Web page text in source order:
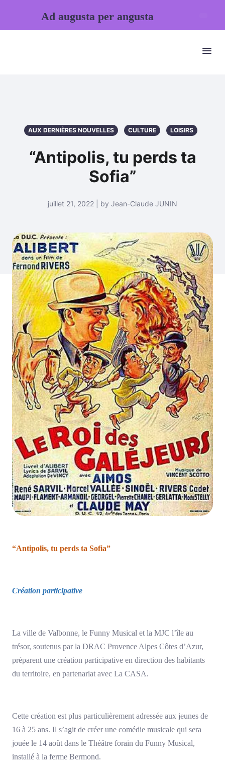
AUX DERNIÈRES NOUVELLES CULTURE LOISIRS
“Antipolis, tu perds ta
Sofia”
juillet 21, 2022 | by Jean-Claude JUNIN
“Antipolis, tu perds ta Sofia”
Création participative
La ville de Valbonne, le Funny Musical et la MJC l’île au
trésor, soutenus par la DRAC Provence Alpes Côtes d’Azur,
préparent une création participative en direction des habitants
du territoire, en partenariat avec La CASA.
Cette création est plus particulièrement adressée aux jeunes de
16 à 25 ans. Il s’agit de créer une comédie musicale qui sera
jouée le 14 août dans le Théâtre forain du Funny Musical,
installé à la ferme Bermond.
Ad augusta per angusta